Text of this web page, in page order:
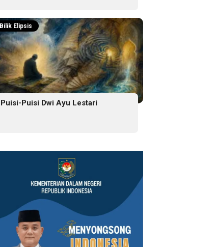
Bilik Elipsis
Puisi-Puisi Dwi Ayu Lestari